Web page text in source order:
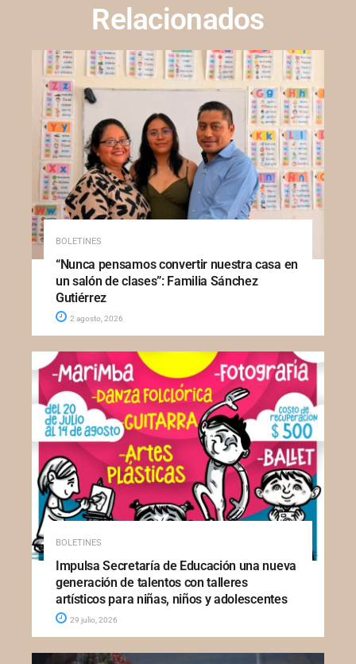
Relacionados
BOLETINES
“Nunca pensamos convertir nuestra casa en
un salón de clases”: Familia Sánchez
Gutiérrez
2 agosto, 2026
BOLETINES
Impulsa Secretaría de Educación una nueva
generación de talentos con talleres
artísticos para niñas, niños y adolescentes
29 julio, 2026